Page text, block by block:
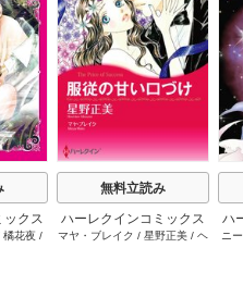
クス
橘花夜 /
無料立読み
ハーレクインコミックス
セット 2026年 vol.1002
マヤ・ブレイク / 星野正美 / ヘ
ハ
セ
ニ